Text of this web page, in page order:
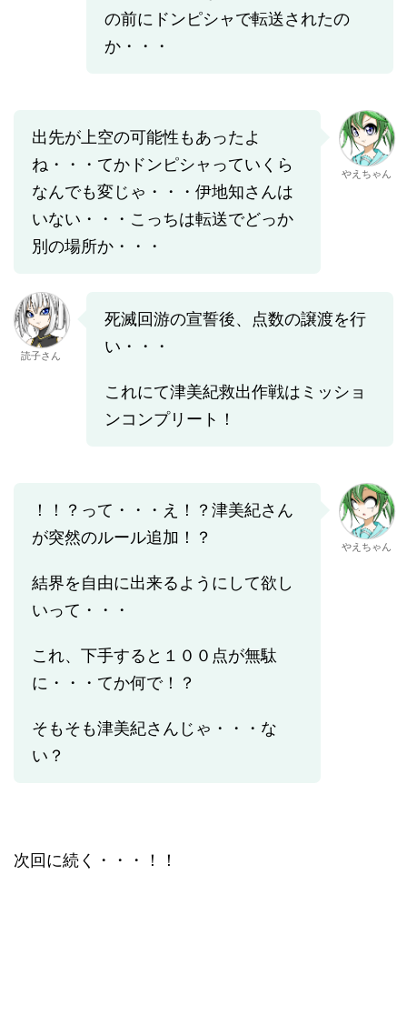
の前にドンピシャで転送されたの
か・・・
出先が上空の可能性もあったよ
ね・・・てかドンピシャっていくら
なんでも変じゃ・・・伊地知さんは
いない・・・こっちは転送でどっか
別の場所か・・・
やえちゃん
読子さん
死滅回游の宣誓後、点数の譲渡を行
い・・・
これにて津美紀救出作戦はミッショ
ンコンプリート！
！！？って・・・え！？津美紀さん
が突然のルール追加！？
結界を自由に出来るようにして欲し
いって・・・
これ、下手すると１００点が無駄
に・・・てか何で！？
そもそも津美紀さんじゃ・・・な
い？
やえちゃん
次回に続く・・・！！